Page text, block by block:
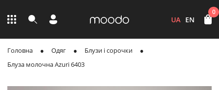
UA EN
0
Головна Одяг
Блузи і сорочки
Блуза молочна Azuri 6403